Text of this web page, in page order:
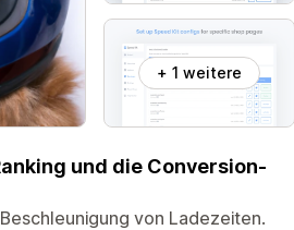
+ 1 weitere
und die Conversion-
von Ladezeiten.